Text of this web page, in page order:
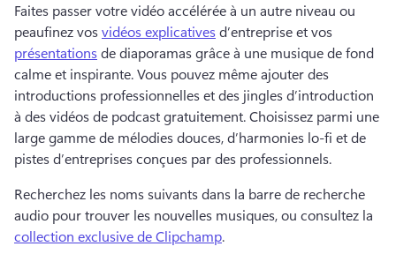
Faites passer votre vidéo accélérée à un autre niveau ou
peaufinez vos vidéos explicatives d’entreprise et vos
présentations de diaporamas grâce à une musique de fond
calme et inspirante. Vous pouvez même ajouter des
introductions professionnelles et des jingles d’introduction
à des vidéos de podcast gratuitement. Choisissez parmi une
large gamme de mélodies douces, d’harmonies lo-fi et de
pistes d’entreprises conçues par des professionnels.
Recherchez les noms suivants dans la barre de recherche
audio pour trouver les nouvelles musiques, ou consultez la
collection exclusive de Clipchamp.